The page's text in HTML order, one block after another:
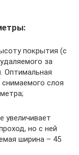
покрытия (с
за
Оптимальная
слоя
увеличивает
но с ней
ширина – 45